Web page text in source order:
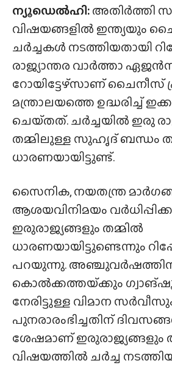
ന്യൂഡെൽഹി:അതിർത്തി
വിഷയങ്ങളിൽ ഇന്ത്യയും
ചർച്ചകൾ നടത്തിയതായി
രാജ്യാന്തര വാർത്താ
റോയിട്ടേഴ്‌സാണ് ചൈനീസ്
മന്ത്രാലയത്തെ ഉദ്ധരിച്ച്
ചെയ്‌തത്‌. ചർച്ചയിൽ ഇരു
തമ്മിലുള്ള സുഹൃദ് ബന്ധം
ധാരണയായിട്ടുണ്ട്.
സൈനിക, നയതന്ത്ര
ആശയവിനിമയം
ഇരുരാജ്യങ്ങളും തമ്മിൽ
ധാരണയായിട്ടുണ്ടെന്നും
പറയുന്നു.
കൊൽക്കത്തയ്‌ക്കും
നേരിട്ടുള്ള വിമാന
പുനരാരംഭിച്ചതിന്
ശേഷമാണ് ഇരുരാജ്യങ്ങളും
വിഷയത്തിൽ ചർച്ച